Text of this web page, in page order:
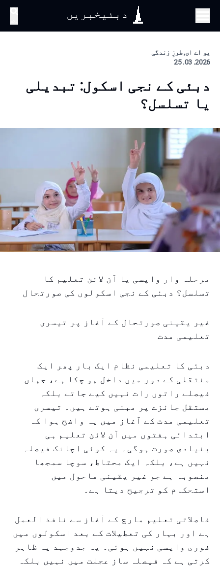
دبئیخبریں
یو اے ای, طرزِ زندگی
2026. 03. 25
دبئی کے نجی اسکول: تبدیلی
یا تسلسل؟
مرحلہ وار واپسی یا آن لائن تعلیم کا
تسلسل؟ دبئی کے نجی اسکولوں کی صورتحال
غیر یقینی صورتحال کے آغاز پر تیسری
تعلیمی مدت
دبئی کا تعلیمی نظام ایک بار پھر ایک
منتقلی کے دور میں داخل ہو چکا ہے، جہاں
فیصلے راتوں رات نہیں کیے جاتے بلکہ
مستقل جائزے پر مبنی ہوتے ہیں۔ تیسری
تعلیمی مدت کے آغاز میں یہ واضح ہوا کہ
ابتدائی ہفتوں میں آن لائن تعلیم ہی
بنیادی صورت ہوگی۔ یہ کوئی اچانک فیصلہ
نہیں ہے، بلکہ ایک محتاط، سوچا سمجھا
منصوبہ ہے جو غیر یقینی ماحول میں
استحکام کو ترجیح دیتا ہے۔
فاصلاتی تعلیم مارچ کے آغاز سے نافذ العمل
ہے اور بہار کی تعطیلات کے بعد اسکولوں میں
فوری واپسی نہیں ہوئی۔ یہ جدوجہد یہ ظاہر
کرتی ہے کہ فیصلہ ساز عجلت میں نہیں بلکہ